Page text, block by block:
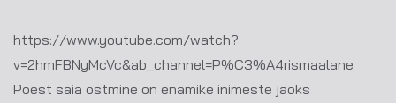
https://www.youtube.com/watch?
v=2hmFBNyMcVc&ab_channel=P%C3%A4rismaalane
Poest saia ostmine on enamike inimeste jaoks